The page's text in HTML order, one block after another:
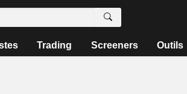
Trading Screeners Outils